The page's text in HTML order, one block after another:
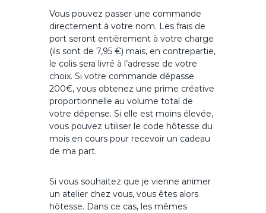
Vous pouvez passer une commande
directement à votre nom. Les frais de
port seront entièrement à votre charge
(ils sont de 7,95 €) mais, en contrepartie,
le colis sera livré à l’adresse de votre
choix. Si votre commande dépasse
200€, vous obtenez une prime créative
proportionnelle au volume total de
votre dépense. Si elle est moins élevée,
vous pouvez utiliser le code hôtesse du
mois en cours pour recevoir un cadeau
de ma part.
Si vous souhaitez que je vienne animer
un atelier chez vous, vous êtes alors
hôtesse. Dans ce cas, les mêmes